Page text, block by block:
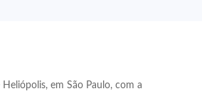
em São Paulo, com a